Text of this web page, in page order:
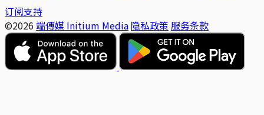
订阅支持
©2026 端傳媒 Initium Media 隐私政策 服务条款